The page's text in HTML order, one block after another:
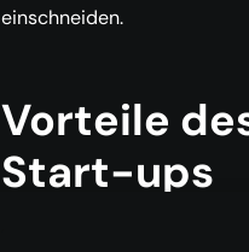
einschneiden.
Vorteile
Start-ups